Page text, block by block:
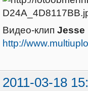
Видео-клип Jesse
http://
2011-03-18